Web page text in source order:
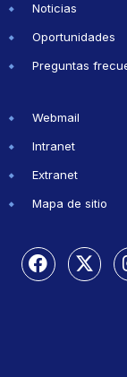
Noticias
Oportunidades
Preguntas
Webmail
Intranet
Extranet
Mapa de sitio